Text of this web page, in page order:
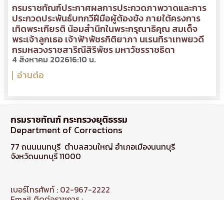
กรมราชทัณฑ์ประกาศผลการประกวดภาพวาดและการ
ประกวดประพันธ์บทกวีฝีมือผู้ต้องขัง ภายใต้ครงการ
เทิดพระเกียรติ น้อมสำนึกในพระกรุณาธิคุณ สมเด็จ
พระเจ้าลูกเธอ เจ้าฟ้าพัชรกิติยาภา นเรนทิราเทพยวดี
กรมหลวงราชสาริณีสิริพัชร มหาวัชรราชธิดา
4 สิงหาคม 202616:10 น.
อ่านต่อ
กรมราชทัณฑ์ กระทรวงยุติธรรม
Department of Corrections
77 ถนนนนทบุรี ตำบลสวนใหญ่ อำเภอเมืองนนทบุรี
จังหวัดนนทบุรี 11000
เบอร์โทรศัพท์ : 02-967-2222